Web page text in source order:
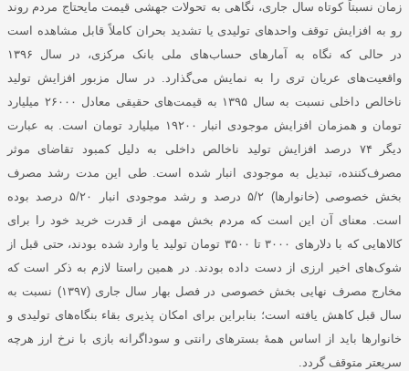
زمان نسبتاً کوتاه سال جاری، نگاهی به تحولات جهشی قیمت مایحتاج مردم روند
رو به افزایش توقف واحد‌های تولیدی یا تشدید بحران کاملاً قابل مشاهده است
در حالی که نگاه به آمار‌های حساب‌های ملی بانک مرکزی، در سال ۱۳۹۶
واقعیت‌های عریان تری را به نمایش می‌گذارد. در سال مزبور افزایش تولید
ناخالص داخلی نسبت به سال ۱۳۹۵ به قیمت‌های حقیقی معادل ۲۶۰۰۰ میلیارد
تومان و همزمان افزایش موجودی انبار ۱۹۲۰۰ میلیارد تومان است. به عبارت
دیگر ۷۴ درصد افزایش تولید ناخالص داخلی به دلیل کمبود تقاضای موثر
مصرف‌کننده، تبدیل به موجودی انبار شده است. طی این مدت رشد مصرف
بخش خصوصی (خانوارها) ۵/۲ درصد و رشد موجودی انبار ۵/۲۰ درصد بوده
است. معنای آن این است که مردم بخش مهمی از قدرت خرید خود را برای
کالا‌هایی که با دلار‌های ۳۰۰۰ تا ۳۵۰۰ تومان تولید یا وارد شده بودند، حتی قبل از
شوک‌های اخیر ارزی از دست داده‌ بودند. در همین راستا لازم به ذکر است که
مخارج مصرف نهایی بخش خصوصی در فصل بهار سال جاری (۱۳۹۷) نسبت به
سال قبل کاهش یافته است؛ بنابراین برای امکان پذیری بقاء بنگاه‌های تولیدی و
خانوار‌ها باید از اساس همۀ بستر‌های رانتی و سوداگرانه بازی با نرخ ارز هرچه
سریعتر متوقف گردد.